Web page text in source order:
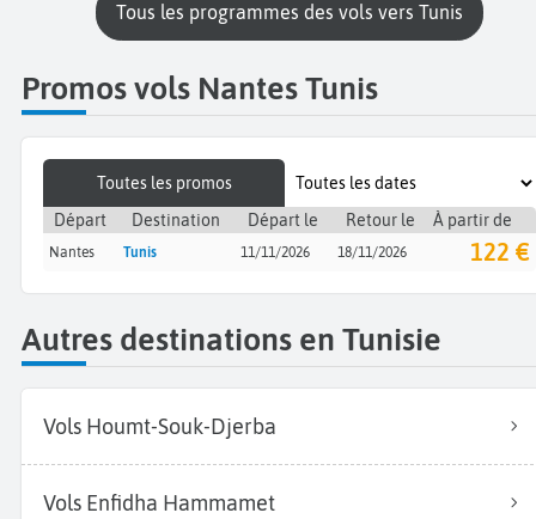
Tous les programmes des vols vers Tunis
Promos vols Nantes Tunis
Toutes les promos
Départ
Destination Départ le Retour le À partir de
Nantes Tunis 11/11/2026 18/11/2026 122 €
Autres destinations en Tunisie
Vols Houmt-Souk-Djerba
Vols Enfidha Hammamet